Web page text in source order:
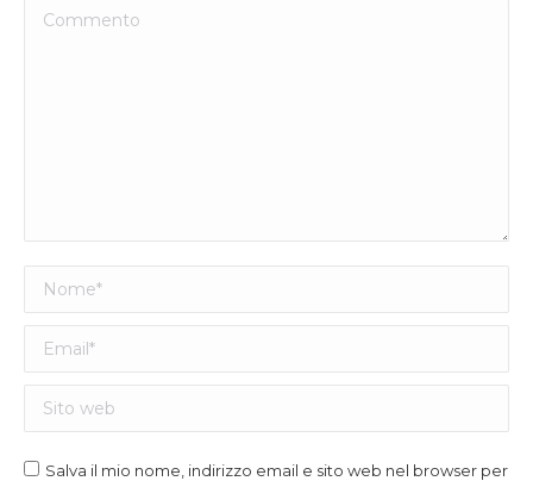
Commento
Nome *
Email *
Sito web
Salva il mio nome, indirizzo email e sito web nel browser per